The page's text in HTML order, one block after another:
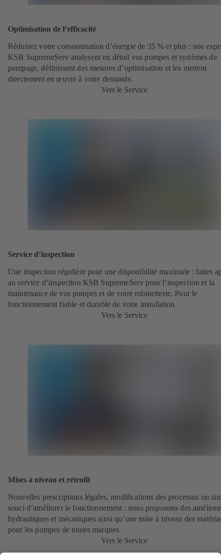
Optimisation de l’efficacité
Réduisez votre consommation d’énergie de 35 % et plus : nos
KSB SupremeServ analysent en détail vos pompes et systèmes de
pompage, définissent des mesures d’optimisation et les mettent
directement en œuvre à votre demande.
Vers le Service
Service d’inspection
Une inspection régulière pour une disponibilité maximale : faites
au service d’inspection KSB SupremeServ pour l’inspection et la
maintenance de vos pompes et de votre robinetterie. Pour le
fonctionnement fiable et durable de votre installation.
Vers le Service
Mises à niveau et rétrofit
Nouvelles prescriptions légales, modifications des processus ou
souci d’améliorer le fonctionnement : nous proposons des
hydrauliques et mécaniques ainsi qu’une mise à niveau des
pour les pompes de toutes marques.
Vers le Service